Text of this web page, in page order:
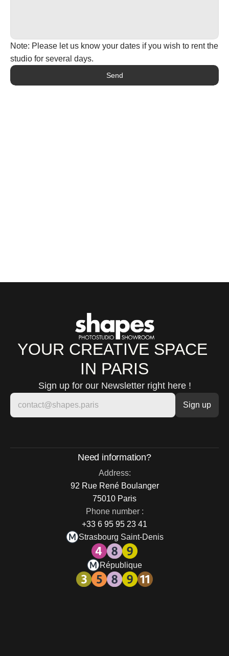
Note: Please let us know your dates if you wish to rent the
studio for several days.
Send
YOUR CREATIVE SPACE
IN PARIS
Sign up for our Newsletter right here !
Need information?
Address:
92 Rue René Boulanger
75010 Paris
Phone number :
+33 6 95 95 23 41
Strasbourg Saint-Denis
République